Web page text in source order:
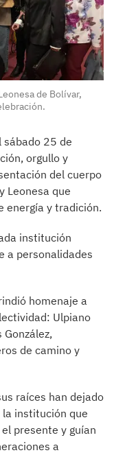
de Bolívar,
sábado 25 de
orgullo y
del cuerpo
Leonesa que
energía y tradición.
institución
a personalidades
homenaje a
Ulpiano
de camino y
raíces han dejado
la institución que
presente y guían
a